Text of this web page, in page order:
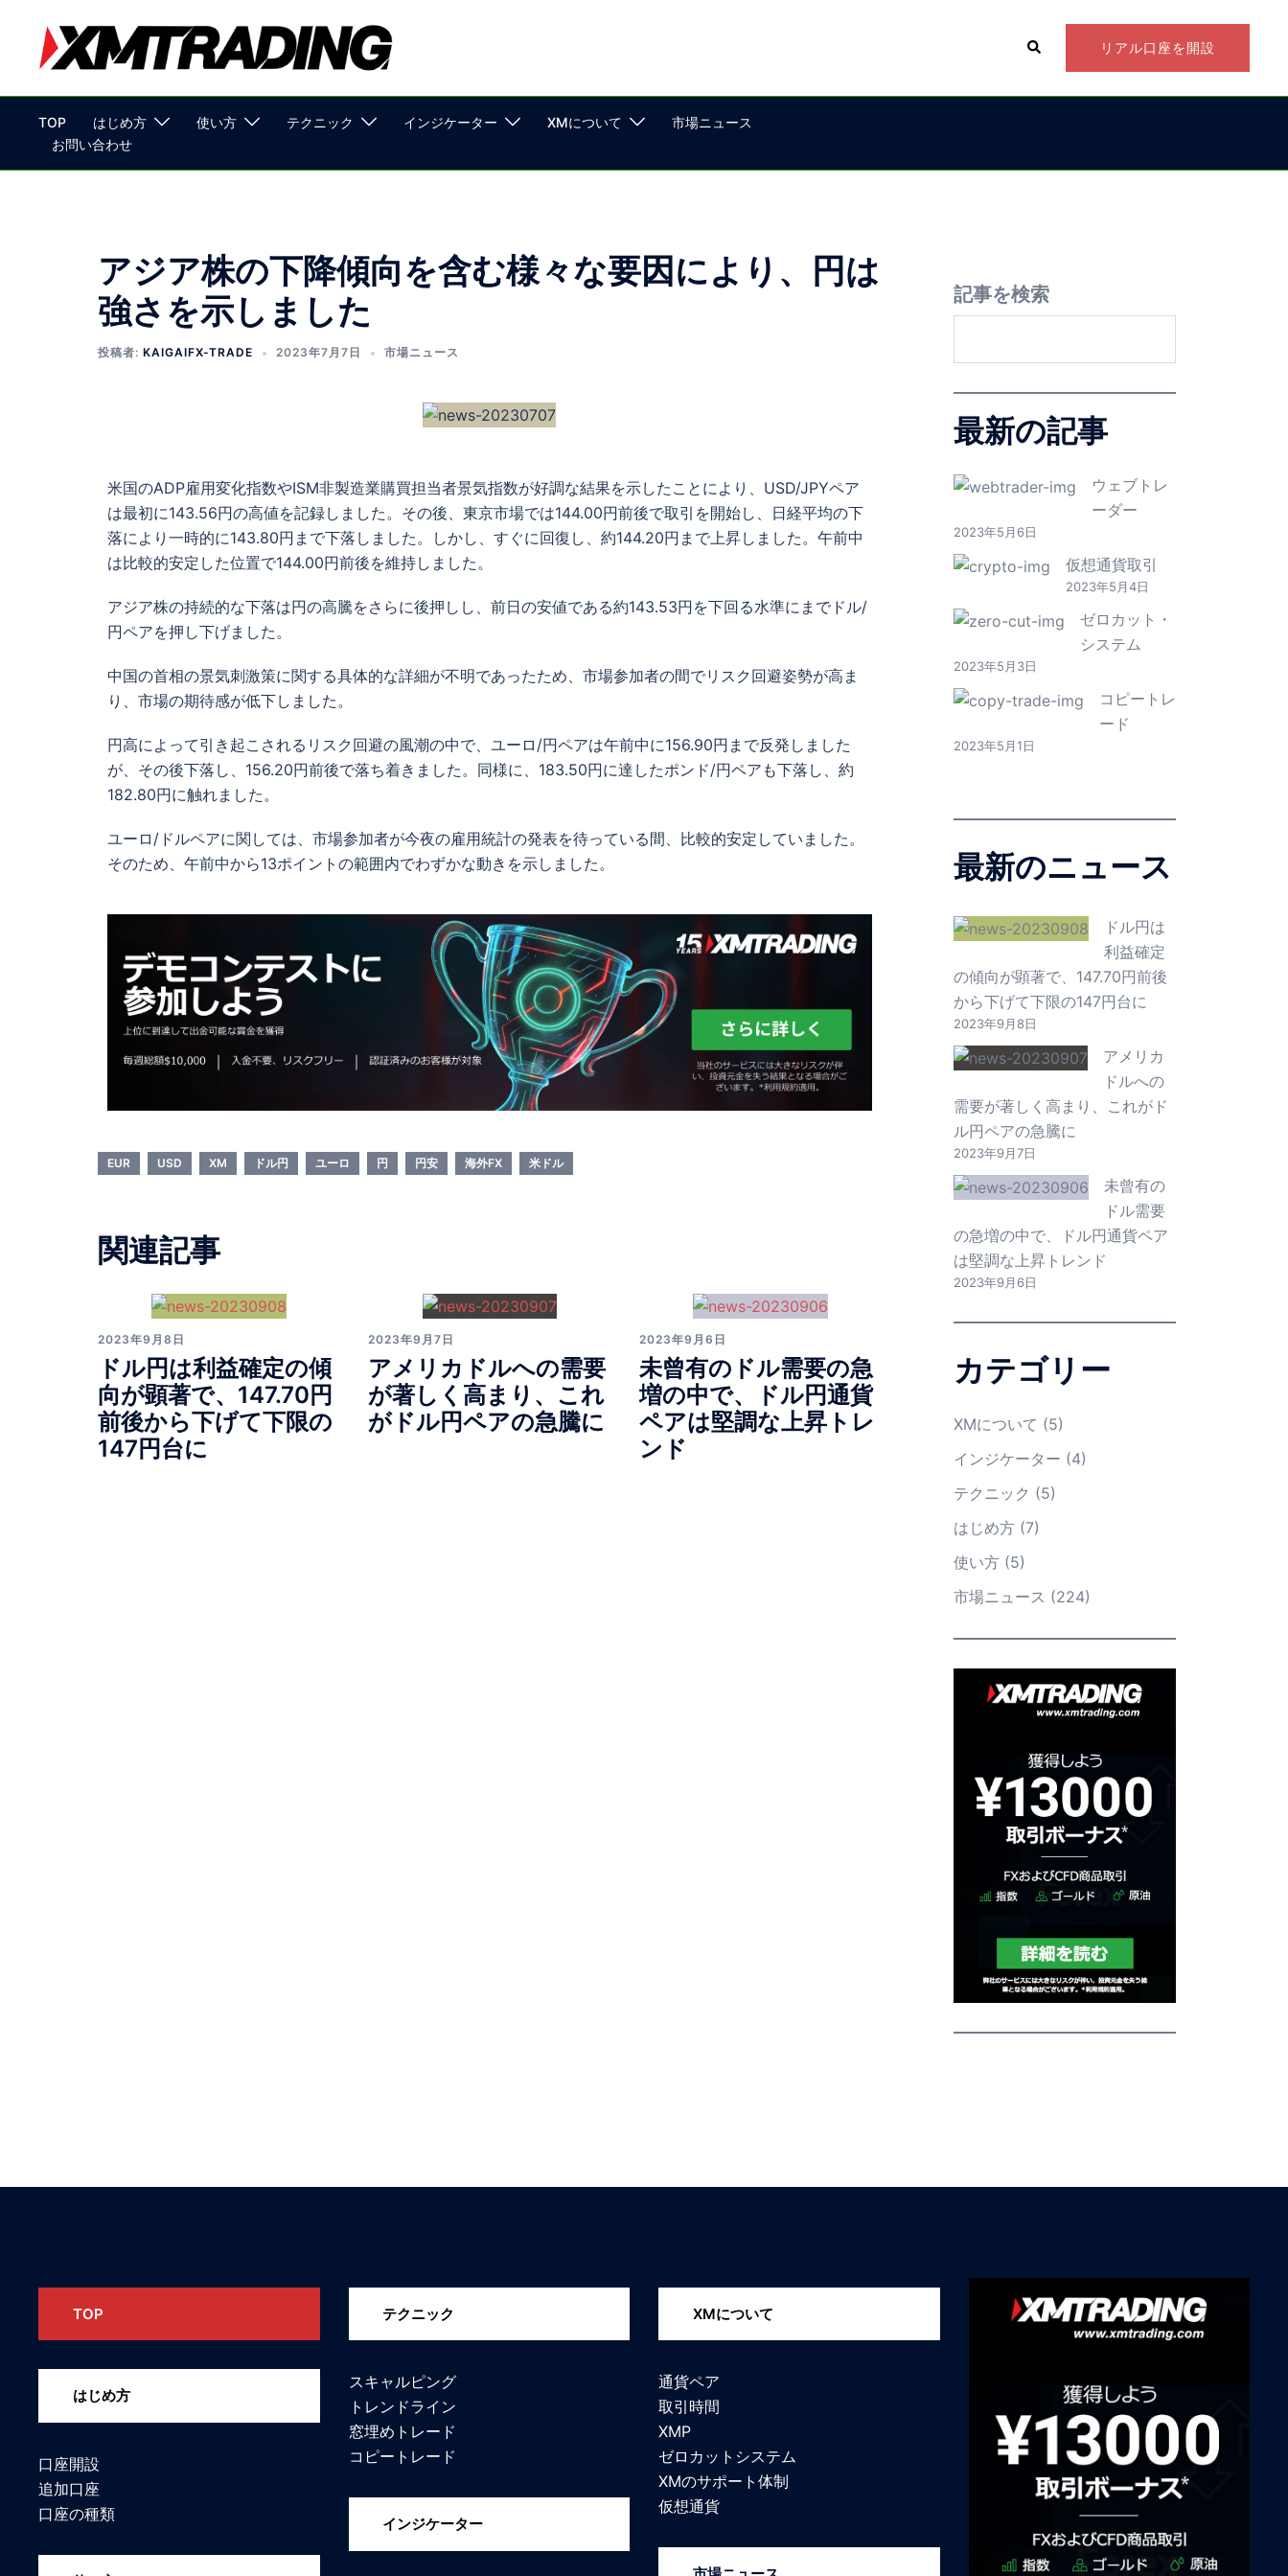
リアル口座を開設
TOP はじめ方 使い方 テクニック インジケーター XMについて
市場ニュース
お問い合わせ
アジア株の下降傾向を含む様々な要因により、円は
強さを示しました
投稿者: KAIGAIFX-TRADE 2023年7月7日 市場ニュース
米国のADP雇用変化指数やISM非製造業購買担当者景気指数が好調な結果を示したことにより、USD/JPYペア
は最初に143.56円の高値を記録しました。その後、東京市場では144.00円前後で取引を開始し、日経平均の下
落により一時的に143.80円まで下落しました。しかし、すぐに回復し、約144.20円まで上昇しました。午前中
は比較的安定した位置で144.00円前後を維持しました。
アジア株の持続的な下落は円の高騰をさらに後押しし、前日の安値である約143.53円を下回る水準にまでドル/
円ペアを押し下げました。
中国の首相の景気刺激策に関する具体的な詳細が不明であったため、市場参加者の間でリスク回避姿勢が高ま
り、市場の期待感が低下しました。
円高によって引き起こされるリスク回避の風潮の中で、ユーロ/円ペアは午前中に156.90円まで反発しました
が、その後下落し、156.20円前後で落ち着きました。同様に、183.50円に達したポンド/円ペアも下落し、約
182.80円に触れました。
ユーロ/ドルペアに関しては、市場参加者が今夜の雇用統計の発表を待っている間、比較的安定していました。
そのため、午前中から13ポイントの範囲内でわずかな動きを示しました。
EUR USD XM ドル円 ユーロ 円 円安 海外FX 米ドル
関連記事
2023年9月8日
ドル円は利益確定の傾
向が顕著で、147.70円
前後から下げて下限の
147円台に
2023年9月7日
アメリカドルへの需要
が著しく高まり、これ
がドル円ペアの急騰に
2023年9月6日
未曾有のドル需要の急
増の中で、ドル円通貨
ペアは堅調な上昇トレ
ンド
記事を検索
最新の記事
ウェブトレ
ーダー
2023年5月6日
仮想通貨取引
2023年5月4日
ゼロカット・
システム
2023年5月3日
コピートレ
ード
2023年5月1日
最新のニュース
ドル円は
利益確定
の傾向が顕著で、147.70円前後
から下げて下限の147円台に
2023年9月8日
アメリカ
ドルへの
需要が著しく高まり、これがド
ル円ペアの急騰に
2023年9月7日
未曾有の
ドル需要
の急増の中で、ドル円通貨ペア
は堅調な上昇トレンド
2023年9月6日
カテゴリー
XMについて (5)
インジケーター (4)
テクニック (5)
はじめ方(7)
使い方(5)
市場ニュース (224)
TOP
はじめ方
口座開設
追加口座
口座の種類
テクニック
スキャルピング
トレンドライン
窓埋めトレード
コピートレード
インジケーター
XMについて
通貨ペア
取引時間
XMP
ゼロカットシステム
XMのサポート体制
仮想通貨